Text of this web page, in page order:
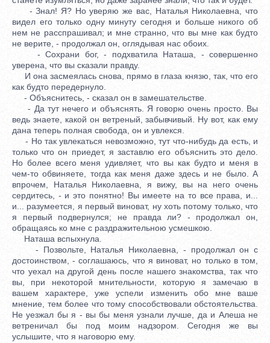
- Знал! Я? Но уверяю же вас, Наталья Николаевна, что
видел его только одну минуту сегодня и больше никого об
нем не расспрашивал; и мне странно, что вы мне как будто
не верите, - продолжал он, оглядывая нас обоих.
- Сохрани бог, - подхватила Наташа, - совершенно
уверена, что вы сказали правду.
И она засмеялась снова, прямо в глаза князю, так, что его
как будто передернуло.
- Объяснитесь, - сказал он в замешательстве.
- Да тут нечего и объяснять. Я говорю очень просто. Вы
ведь знаете, какой он ветреный, забывчивый. Ну вот, как ему
дана теперь полная свобода, он и увлекся.
- Но так увлекаться невозможно, тут что-нибудь да есть, и
только что он приедет, я заставлю его объяснить это дело.
Но более всего меня удивляет, что вы как будто и меня в
чем-то обвиняете, тогда как меня даже здесь и не было. А
впрочем, Наталья Николаевна, я вижу, вы на него очень
сердитесь, - и это понятно! Вы имеете на то все права, и...
и... разумеется, я первый виноват, ну хоть потому только, что
я первый подвернулся; не правда ли? - продолжал он,
обращаясь ко мне с раздражительною усмешкою.
Наташа вспыхнула.
- Позвольте, Наталья Николаевна, - продолжал он с
достоинством, - соглашаюсь, что я виноват, но только в том,
что уехал на другой день после нашего знакомства, так что
вы, при некоторой мнительности, которую я замечаю в
вашем характере, уже успели изменить обо мне ваше
мнение, тем более что тому способствовали обстоятельства.
Не уезжал бы я - вы бы меня узнали лучше, да и Алеша не
ветреничал бы под моим надзором. Сегодня же вы
услышите, что я наговорю ему.